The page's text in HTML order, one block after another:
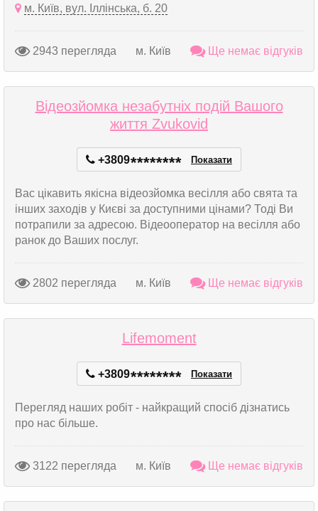
м. Київ, вул. Іллінська, б. 20
2943 перегляда м. Київ Ще немає відгуків
Відеозйомка незабутніх подій Вашого
життя Zvukovid
+3809******** Показати
Вас цікавить якісна відеозйомка весілля або свята та
інших заходів у Києві за доступними цінами? Тоді Ви
потрапили за адресою. Відеооператор на весілля або
ранок до Ваших послуг.
2802 перегляда м. Київ Ще немає відгуків
Lifemoment
+3809******** Показати
Перегляд наших робіт - найкращий спосіб дізнатись
про нас більше.
3122 перегляда м. Київ Ще немає відгуків